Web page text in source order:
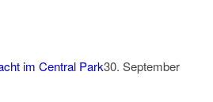
im Central Park30. September